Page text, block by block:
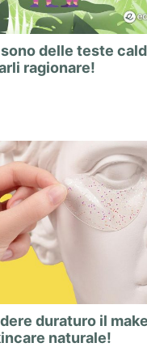
delle teste
ragionare!
duraturo il
naturale!